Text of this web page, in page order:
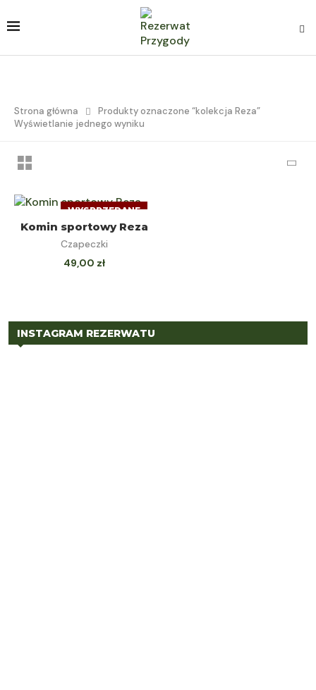
Strona główna
Produkty oznaczone “kolekcja Reza”
Wyświetlanie jednego wyniku
WYSPRZEDANE
DOWIEDZ SIĘ
WIĘCEJ
Komin sportowy Reza
Czapeczki
49,00 zł
INSTAGRAM REZERWATU